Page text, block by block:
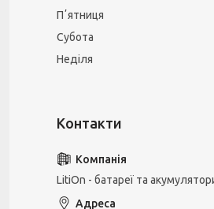
Пʼятниця
Субота
Неділя
LitiOn - батареї та